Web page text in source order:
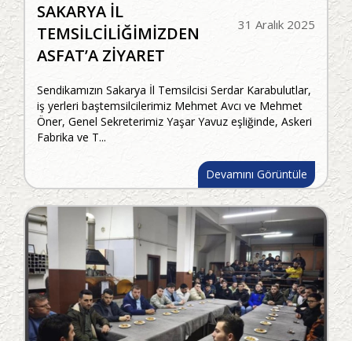
31 Aralık 2025
SAKARYA İL
TEMSİLCİLİĞİMİZDEN
ASFAT’A ZİYARET
Sendikamızın Sakarya İl Temsilcisi Serdar Karabulutlar,
iş yerleri baştemsilcilerimiz Mehmet Avcı ve Mehmet
Öner, Genel Sekreterimiz Yaşar Yavuz eşliğinde, Askeri
Fabrika ve T...
Devamını Görüntüle